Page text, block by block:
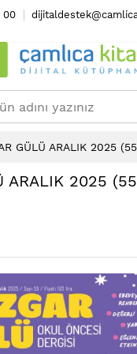
00
GÜLÜ ARALIK 2025
ARALIK 2025